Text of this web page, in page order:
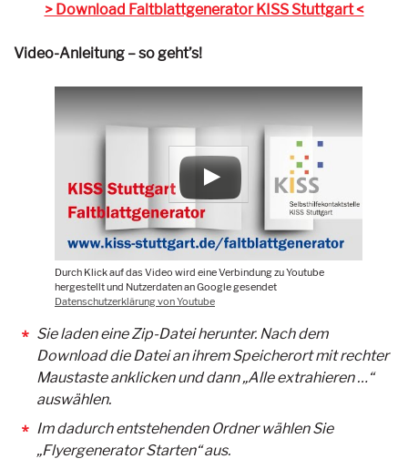
> Download Faltblattgenerator KISS Stuttgart <
Video-Anleitung – so geht’s!
Durch Klick auf das Video wird eine Verbindung zu Youtube
hergestellt und Nutzerdaten an Google gesendet
Datenschutzerklärung von Youtube
Sie laden eine Zip-Datei herunter. Nach dem
Download die Datei an ihrem Speicherort mit rechter
Maustaste anklicken und dann „Alle extrahieren …“
auswählen.
Im dadurch entstehenden Ordner wählen Sie
„Flyergenerator Starten“ aus.